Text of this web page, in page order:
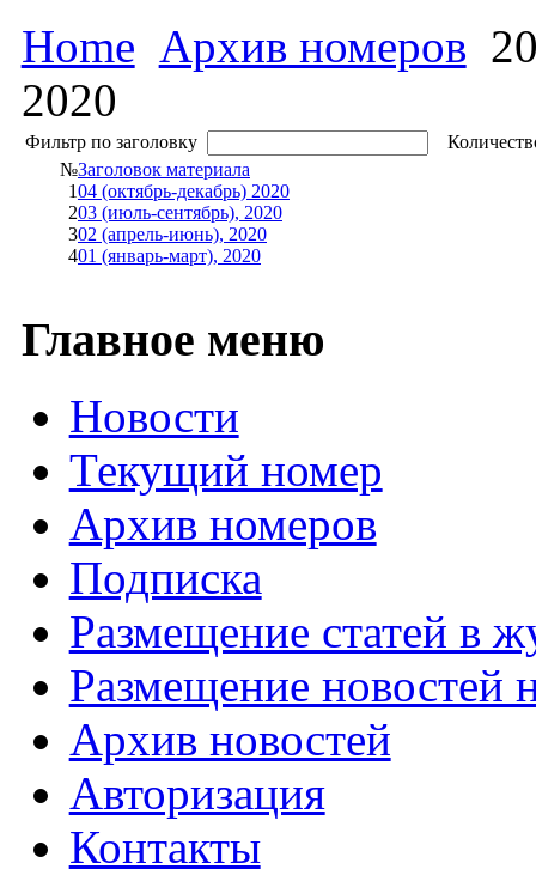
Home Архив номеров
2020
Фильтр по заголовку
№Заголовок материала
104 (октябрь-декабрь) 2020
203 (июль-сентябрь), 2020
302 (апрель-июнь), 2020
401 (январь-март), 2020
Главное меню
Новости
Текущий номер
Архив номеров
Подписка
Размещение статей в
Размещение новостей
Архив новостей
Авторизация
Контакты